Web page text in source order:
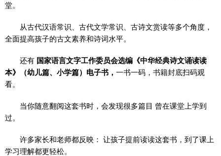
堂。
从古代汉语常识、古代文学常识、古诗文赏读等多个角度，
全面提高孩子的古文素养和诗词水平。
还有 国家语言文字工作委员会选编《中华经典诗文诵读读
本》（幼儿篇、小学篇）电子书， 一书一码，书籍封底扫码观
看。
当你随意翻阅这套书时，会发现很多篇目 曾在课堂上学到
过。
许多家长和老师都反映： 让孩子提前读读这套书，到了课上
学习理解都更轻松。